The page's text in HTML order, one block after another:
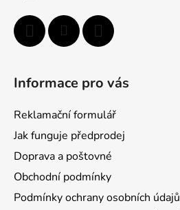
Informace pro vás
Reklamační formulář
Jak funguje předprodej
Doprava a poštovné
Obchodní podmínky
Podmínky ochrany osobních údajů